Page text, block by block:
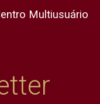
Multiusuário